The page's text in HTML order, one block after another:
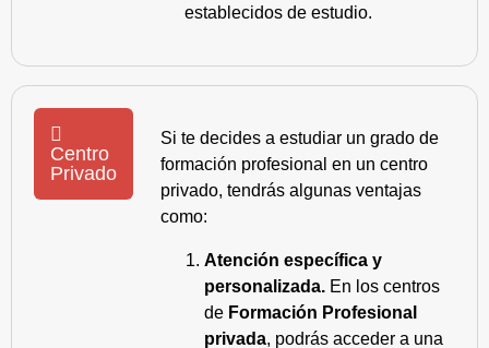
establecidos de estudio.
Centro
Privado
Si te decides a estudiar un grado de
formación profesional en un centro
privado, tendrás algunas ventajas
como:
Atención específica y
personalizada. En los centros
de Formación Profesional
privada, podrás acceder a una